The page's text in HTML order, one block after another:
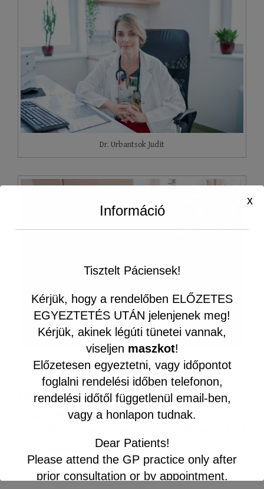
Dr. Urbantsok Judit
Bánfi Erika
Kérem, a rendelési idő esetleges változásai
miatt, minden alkalommal ellenőrizze az
kapcsolatban tájékoztatjuk.
Információ
Tisztelt Páciensek!
Kérjük, hogy a rendelőben ELŐZETES
EGYEZTETÉS UTÁN jelenjenek meg!
Kérjük, akinek légúti tünetei vannak,
viseljen maszkot!
Előzetesen egyeztetni, vagy időpontot
foglalni rendelési időben telefonon,
rendelési időtől függetlenül email-ben,
vagy a honlapon tudnak.
Dear Patients!
Please attend the GP practice only after
prior consultation or by appointment.
x